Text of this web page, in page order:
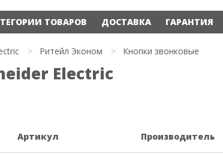
ТОВАРОВ ДОСТАВКА ГАРАНТИЯ
> Ритейл Эконом > Кнопки звонковые
Electric
Артикул Производитель